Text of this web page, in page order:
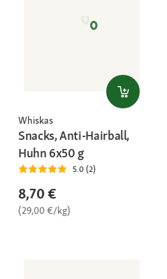
Whiskas
Snacks, Anti-Hairball,
Huhn 6x50 g
5.0 (2)
8,70 €
(29,00 €/kg)